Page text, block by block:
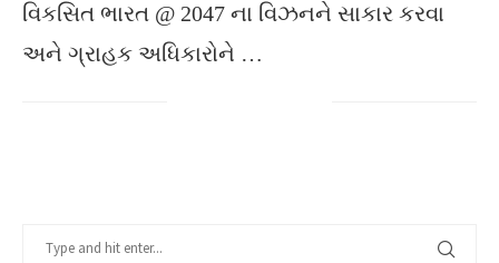
વિકસિત ભારત @ 2047 ના વિઝનને સાકાર કરવા
અને ગ્રાહક અધિકારોને …